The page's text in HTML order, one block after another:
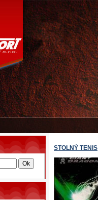
STOLNÝ TENIS